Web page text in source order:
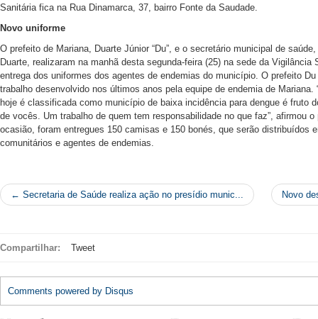
Sanitária fica na Rua Dinamarca, 37, bairro Fonte da Saudade.
Novo uniforme
O prefeito de Mariana, Duarte Júnior “Du”, e o secretário municipal de
Duarte, realizaram na manhã desta segunda-feira (25) na sede da Vigilância
entrega dos uniformes dos agentes de endemias do município. O prefeito
trabalho desenvolvido nos últimos anos pela equipe de endemia de Mariana.
hoje é classificada como município de baixa incidência para dengue é fruto
de vocês. Um trabalho de quem tem responsabilidade no que faz”, afirmou o
ocasião, foram entregues 150 camisas e 150 bonés, que serão distribuídos
comunitários e agentes de endemias.
← Secretaria de Saúde realiza ação no presídio munic... Novo
Compartilhar: Tweet
Comments powered by Disqus